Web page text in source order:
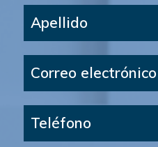
Apellido
Correo electrónico
Teléfono